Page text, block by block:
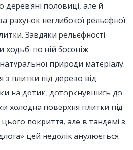
дерев’яні половиці, але й
рахунок неглибокої рельєфної
Завдяки рельєфності
ходьбі по ній босоніж
природи матеріалу.
з плитки під дерево від
на дотик, доторкнувшись до
холодна поверхня плитки під
покриття, але в тандемі з
цей недолік анулюється.